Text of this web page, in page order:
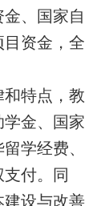
、国家自
资金，全
特点，教
金、国家
学经费、
付。同
建设与改善